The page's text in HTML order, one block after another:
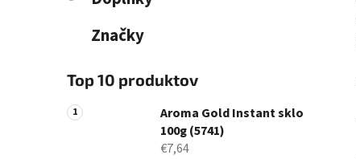
Značky
Top 10 produktov
Aroma Gold Instant sklo
100g (5741)
€7,64